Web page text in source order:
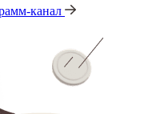
канал